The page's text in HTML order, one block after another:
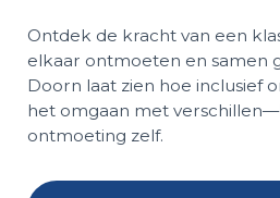
Ontdek de kracht van een
elkaar ontmoeten en samen
Doorn laat zien hoe inclusief
het omgaan met
ontmoeting zelf.